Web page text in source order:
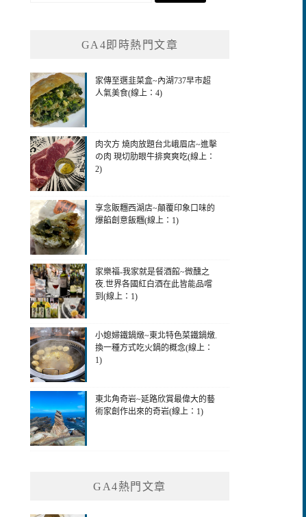
GA4即時熱門文章
家傳至選韭菜盒~內湖737早市超
人氣美食(線上：4)
肉次方 燒肉放題台北峨眉店~進擊
の肉 現切肋眼牛排爽爽吃(線上：
2)
享念販糰西湖店~顛覆印象口味的
爆餡創意飯糰(線上：1)
家樂福-我家就是餐酒館~微醺之
夜.世界各國紅白酒在此皆能品嚐
到(線上：1)
小媳婦鐵鍋燉~東北特色菜鐵鍋燉.
換一種方式吃火鍋的概念(線上：
1)
東北角奇岩~延路欣賞最偉大的藝
術家創作出來的奇岩(線上：1)
GA4熱門文章